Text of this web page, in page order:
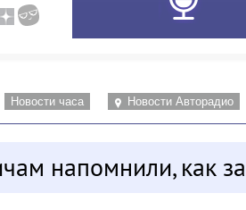
Новости часа Новости Авторадио
напомнили, как